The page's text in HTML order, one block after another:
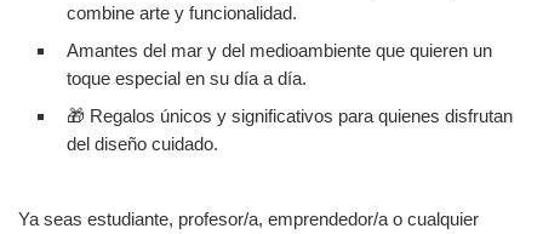
combine arte y funcionalidad.
Amantes del mar y del medioambiente que quieren un
toque especial en su día a día.
🎁 Regalos únicos y significativos para quienes disfrutan
del diseño cuidado.
Ya seas estudiante, profesor/a, emprendedor/a o cualquier